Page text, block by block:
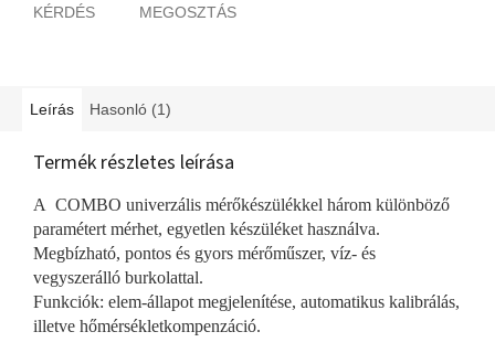
KÉRDÉS MEGOSZTÁS
Leírás Hasonló (1)
Termék részletes leírása
A COMBO univerzális mérőkészülékkel három különböző
paramétert mérhet, egyetlen készüléket használva.
Megbízható, pontos és gyors mérőműszer, víz- és
vegyszerálló burkolattal.
Funkciók: elem-állapot megjelenítése, automatikus kalibrálás,
illetve hőmérsékletkompenzáció.